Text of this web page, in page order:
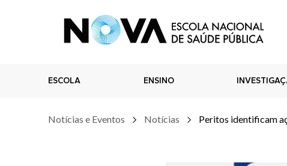
ESCOLA ENSINO
Notícias e Eventos Notícias Peritos identificam